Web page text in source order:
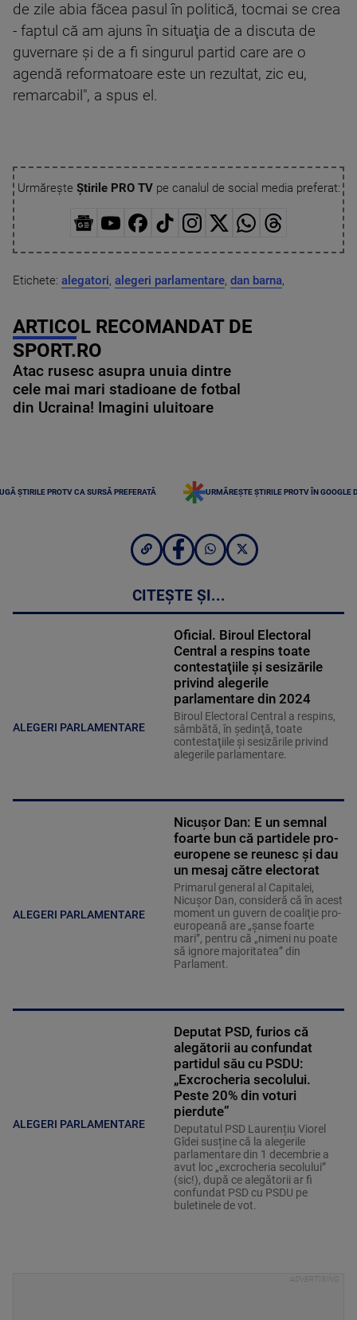
de zile abia făcea pasul în politică, tocmai se crea
- faptul că am ajuns în situaţia de a discuta de
guvernare şi de a fi singurul partid care are o
agendă reformatoare este un rezultat, zic eu,
remarcabil", a spus el.
Urmărește Știrile PRO TVpe canalul de social media preferat:
Etichete: alegatori, alegeri parlamentare, dan barna,
ARTICOL RECOMANDAT DE
SPORT.RO
Atac rusesc asupra unuia dintre
cele mai mari stadioane de fotbal
din Ucraina! Imagini uluitoare
Oficial. Biroul Electoral
Central a respins toate
contestaţiile şi sesizările
privind alegerile
parlamentare din 2024
Biroul Electoral Central a respins,
sâmbătă, în şedinţă, toate
contestaţiile şi sesizările privind
alegerile parlamentare.
Nicuşor Dan: E un semnal
foarte bun că partidele pro-
europene se reunesc şi dau
un mesaj către electorat
Primarul general al Capitalei,
Nicuşor Dan, consideră că în acest
moment un guvern de coaliţie pro-
europeană are „şanse foarte
mari”, pentru că „nimeni nu poate
să ignore majoritatea” din
Parlament.
Deputat PSD, furios că
alegătorii au confundat
partidul său cu PSDU:
„Excrocheria secolului.
Peste 20% din voturi
pierdute”
Deputatul PSD Laurențiu Viorel
Gîdei susține că la alegerile
parlamentare din 1 decembrie a
avut loc „excrocheria secolului”
(sic!), după ce alegătorii ar fi
confundat PSD cu PSDU pe
buletinele de vot.